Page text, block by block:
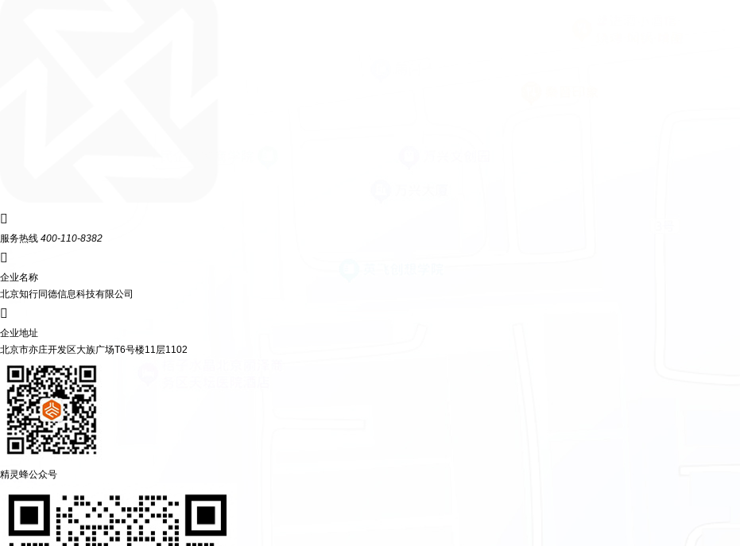

服务热线 400-110-8382

企业名称
北京知行同德信息科技有限公司

企业地址
北京市亦庄开发区大族广场T6号楼11层1102
精灵蜂公众号